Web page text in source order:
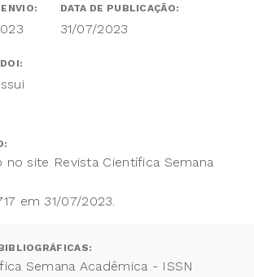
DATA DE PUBLICAÇÃO:
31/07/2023
no site Revista Científica Semana
em 31/07/2023.
Semana Acadêmica - ISSN